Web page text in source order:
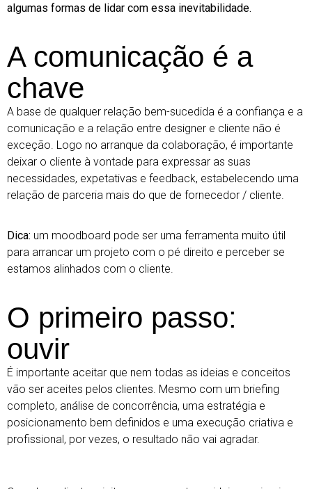
algumas formas de lidar com essa inevitabilidade.
A comunicação é a
chave
A base de qualquer relação bem-sucedida é a confiança e a
comunicação e a relação entre designer e cliente não é
exceção. Logo no arranque da colaboração, é importante
deixar o cliente à vontade para expressar as suas
necessidades, expetativas e feedback, estabelecendo uma
relação de parceria mais do que de fornecedor / cliente.
Dica: um moodboard pode ser uma ferramenta muito útil
para arrancar um projeto com o pé direito e perceber se
estamos alinhados com o cliente.
O primeiro passo:
ouvir
É importante aceitar que nem todas as ideias e conceitos
vão ser aceites pelos clientes. Mesmo com um briefing
completo, análise de concorrência, uma estratégia e
posicionamento bem definidos e uma execução criativa e
profissional, por vezes, o resultado não vai agradar.